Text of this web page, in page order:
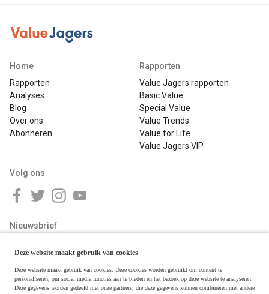
Home
Rapporten
Analyses
Blog
Over ons
Abonneren
Rapporten
Value Jagers rapporten
Basic Value
Special Value
Value Trends
Value for Life
Value Jagers VIP
Volg ons
Nieuwsbrief
Deze website maakt gebruik van cookies
Deze website maakt gebruik van cookies. Deze cookies worden gebruikt om content te
personaliseren, om social media functies aan te bieden en het bezoek op deze website te analyseren.
Deze gegevens worden gedeeld met onze partners, die deze gegevens kunnen combineren met andere